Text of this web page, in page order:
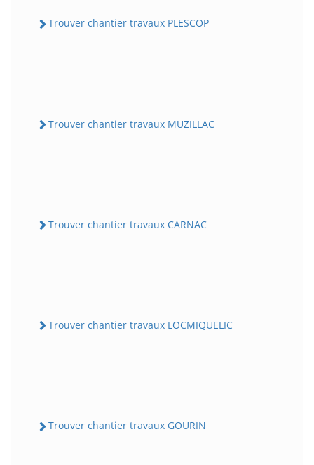
Trouver chantier travaux PLESCOP
Trouver chantier travaux MUZILLAC
Trouver chantier travaux CARNAC
Trouver chantier travaux LOCMIQUELIC
Trouver chantier travaux GOURIN